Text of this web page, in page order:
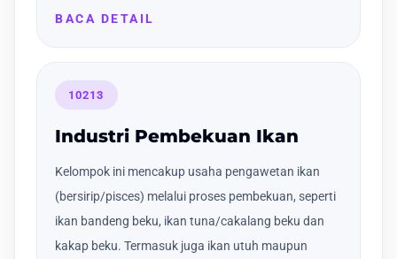
BACA DETAIL
10213
Industri Pembekuan Ikan
Kelompok ini mencakup usaha pengawetan ikan
(bersirip/pisces) melalui proses pembekuan, seperti
ikan bandeng beku, ikan tuna/cakalang beku dan
kakap beku. Termasuk juga ikan utuh maupun